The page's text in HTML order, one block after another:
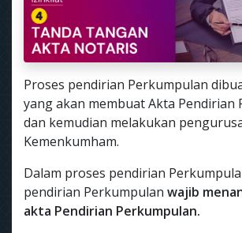
Proses pendirian Perkumpulan
yang akan membuat Akta Pendirian
dan kemudian melakukan
Kemenkumham.
Dalam proses pendirian
pendirian Perkumpulan wajib
akta Pendirian Perkumpulan.